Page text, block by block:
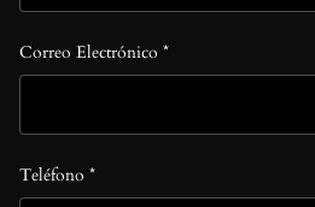
Correo Electrónico *
Teléfono *